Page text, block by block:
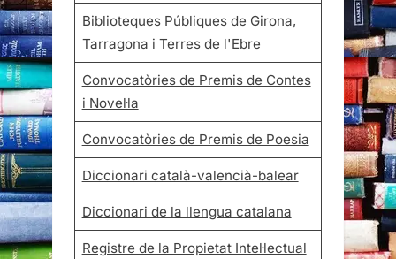
Biblioteques Públiques de Girona,
Tarragona i Terres de l'Ebre
Convocatòries de Premis de Contes
i Novel·la
Convocatòries de Premis de Poesia
Diccionari català-valencià-balear
Diccionari de la llengua catalana
Registre de la Propietat Intel·lectual